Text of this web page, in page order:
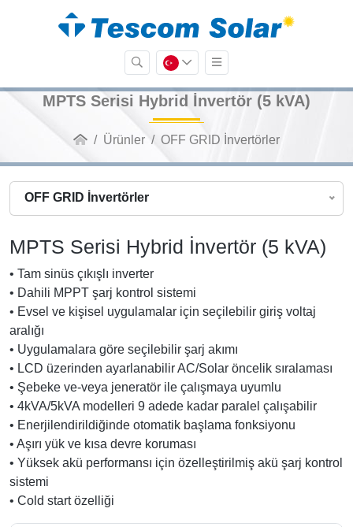
MPTS Serisi Hybrid İnvertör (5 kVA)
Ürünler OFF GRID İnvertörler
OFF GRID İnvertörler
MPTS Serisi Hybrid İnvertör (5 kVA)
• Tam sinüs çıkışlı inverter
• Dahili MPPT şarj kontrol sistemi
• Evsel ve kişisel uygulamalar için seçilebilir giriş voltaj
aralığı
• Uygulamalara göre seçilebilir şarj akımı
• LCD üzerinden ayarlanabilir AC/Solar öncelik sıralaması
• Şebeke ve-veya jeneratör ile çalışmaya uyumlu
• 4kVA/5kVA modelleri 9 adede kadar paralel çalışabilir
• Enerjilendirildiğinde otomatik başlama fonksiyonu
• Aşırı yük ve kısa devre koruması
• Yüksek akü performansı için özelleştirilmiş akü şarj kontrol
sistemi
• Cold start özelliği